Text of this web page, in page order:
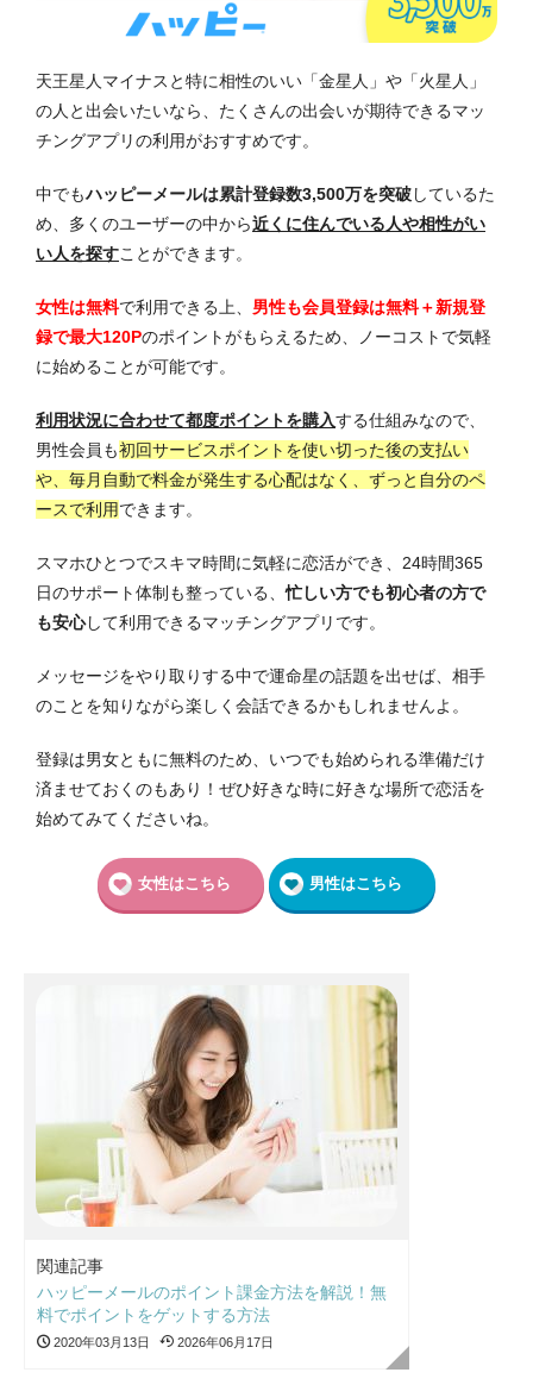
天王星人マイナスと特に相性のいい「金星人」や「火星人」
の人と出会いたいなら、たくさんの出会いが期待できるマッ
チングアプリの利用がおすすめです。
中でもハッピーメールは累計登録数3,500万を突破しているた
め、多くのユーザーの中から近くに住んでいる人や相性がい
い人を探すことができます。
女性は無料で利用できる上、 男性も会員登録は無料＋新規登
録で最大120Pのポイントがもらえるため、ノーコストで気軽
に始めることが可能です。
利用状況に合わせて都度ポイントを購入する仕組みなので、
男性会員も初回サービスポイントを使い切った後の支払い
や、毎月自動で料金が発生する心配はなく、ずっと自分のペ
ースで利用できます。
スマホひとつでスキマ時間に気軽に恋活ができ、24時間365
日のサポート体制も整っている、忙しい方でも初心者の方で
も安心して利用できるマッチングアプリです。
メッセージをやり取りする中で運命星の話題を出せば、相手
のことを知りながら楽しく会話できるかもしれませんよ。
登録は男女ともに無料のため、いつでも始められる準備だけ
済ませておくのもあり！ぜひ好きな時に好きな場所で恋活を
始めてみてくださいね。
女性はこちら 男性はこちら
関連記事
ハッピーメールのポイント課金方法を解説！無
料でポイントをゲットする方法
2020年03月13日 2026年06月17日